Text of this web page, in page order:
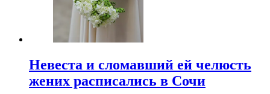
Невеста и сломавший ей челюсть
жених расписались в Сочи